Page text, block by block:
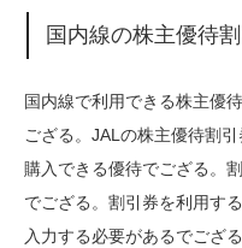
国内線の株主優待
国内線で利用できる株主優
ござる。JALの株主優待割
購入できる優待でござる。
でござる。割引券を利用す
入力する必要があるでござる